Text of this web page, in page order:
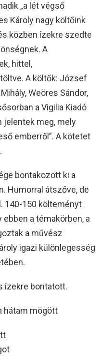
„a lét végső
Károly nagy költőink
közben ízekre szedte
A
hittel,
A költők: József
Weöres Sándor,
a Vigilia Kiadó
jelentek meg, mely
emberről”. A kötetet
bontakozott ki a
Humorral átszőve, de
140-150 költeményt
a témakörben, a
a művész
igazi különlegesség
ízekre bontatott.
hátam mögött